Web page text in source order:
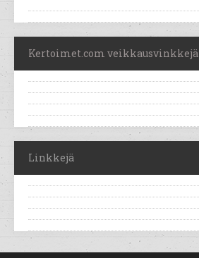
Kertoimet.com veikkausvinkkejä
Linkkejä